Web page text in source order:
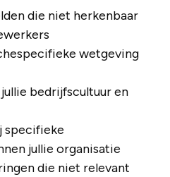
die niet herkenbaar
wetgeving
bedrijfscultuur en
specifieke
jullie organisatie
die niet relevant